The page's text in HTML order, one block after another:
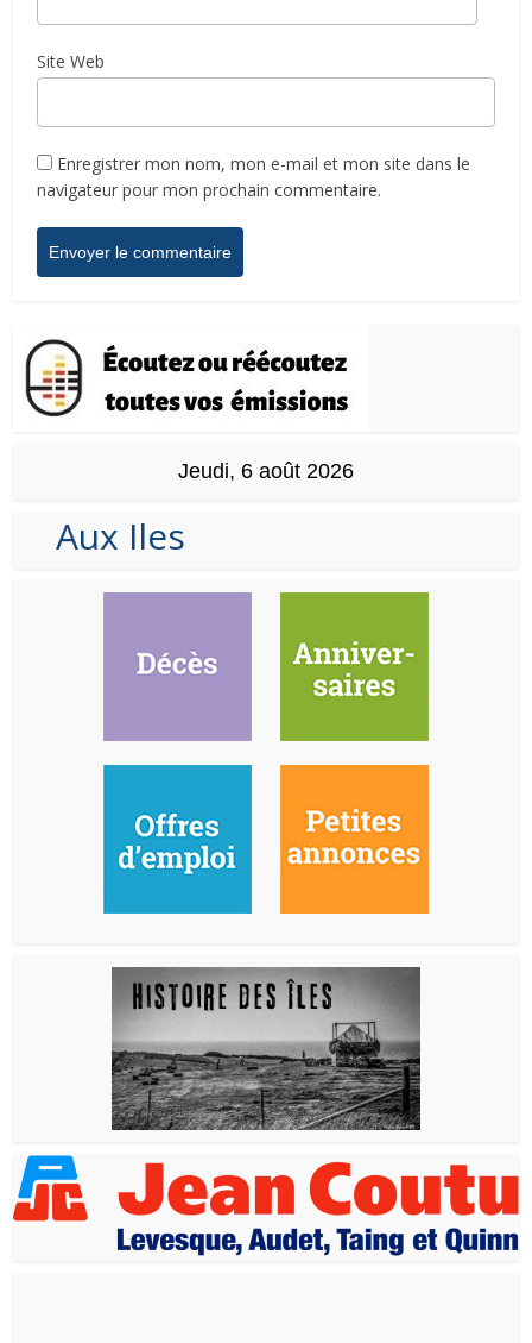
Site Web
Enregistrer mon nom, mon e-mail et mon site dans le
navigateur pour mon prochain commentaire.
Jeudi, 6 août 2026
Aux Iles